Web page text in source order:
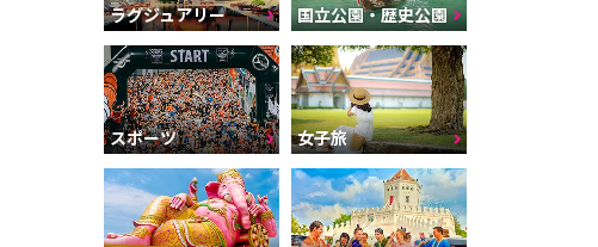
ラグジュアリー 国立公園・歴史公園
スポーツ 女子旅